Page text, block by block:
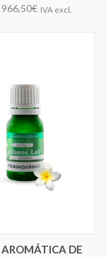
IVA excl.
AROMÁTICA DE